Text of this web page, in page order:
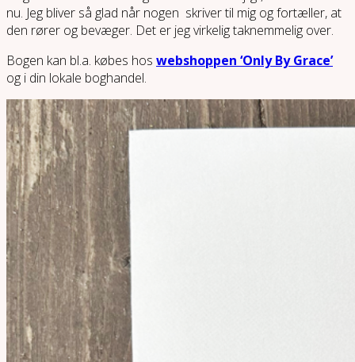
nu. Jeg bliver så glad når nogen skriver til mig og fortæller, at
den rører og bevæger. Det er jeg virkelig taknemmelig over.
Bogen kan bl.a. købes hos webshoppen ‘Only By Grace’
og i din lokale boghandel.